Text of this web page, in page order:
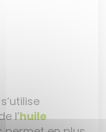
s’utilise
l’huile